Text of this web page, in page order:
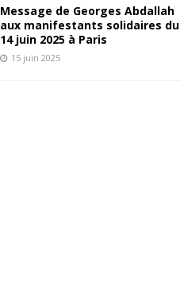
Message de Georges Abdallah
aux manifestants solidaires du
14 juin 2025 à Paris
15 juin 2025